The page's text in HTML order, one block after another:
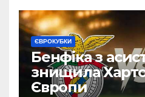
ЄВРОКУБКИ
Бенфіка з
знищила Хартс
Європи